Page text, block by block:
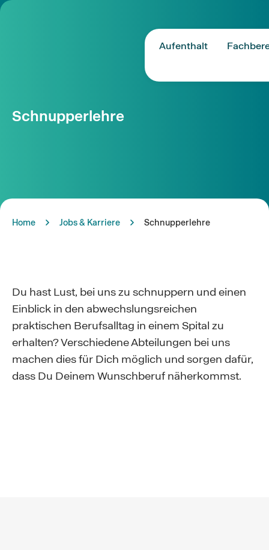
Aufenthalt
Schnupperlehre
Home Jobs & Karriere Schnupperlehre
Du hast Lust, bei uns zu schnuppern und einen
Einblick in den abwechslungsreichen
praktischen Berufsalltag in einem Spital zu
erhalten? Verschiedene Abteilungen bei uns
machen dies für Dich möglich und sorgen dafür,
dass Du Deinem Wunschberuf näherkommst.